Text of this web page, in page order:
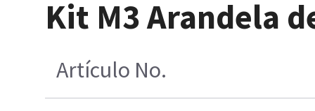
Kit M3 Arandela
Artículo No.